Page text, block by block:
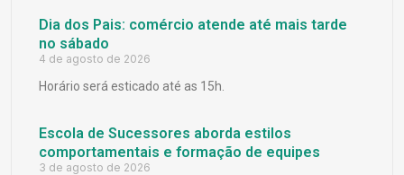
Dia dos Pais: comércio atende até mais tarde
no sábado
4 de agosto de 2026
Horário será esticado até as 15h.
Escola de Sucessores aborda estilos
comportamentais e formação de equipes
3 de agosto de 2026